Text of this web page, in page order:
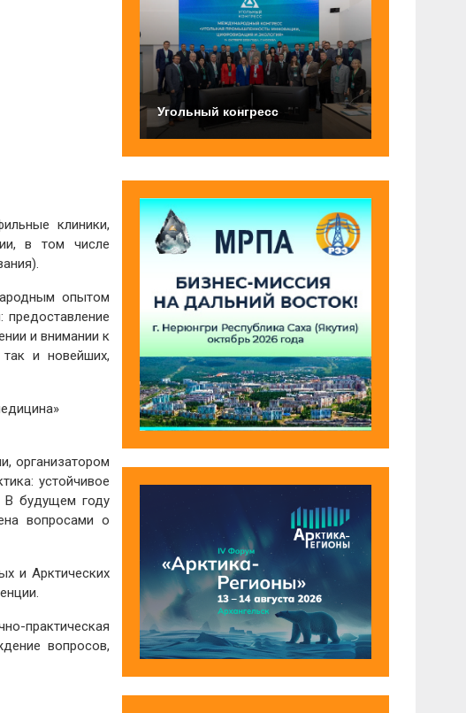
клиники,
в том числе
опытом
и внимании к
и новейших,
организатором
устойчивое
В будущем году
вопросами о
и Арктических
практическая
вопросов,
Угольный конгресс